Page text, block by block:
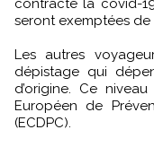
contracté la covid-
seront exemptées
Les autres
dépistage qui
d’origine. Ce
Européen de
(ECDPC).